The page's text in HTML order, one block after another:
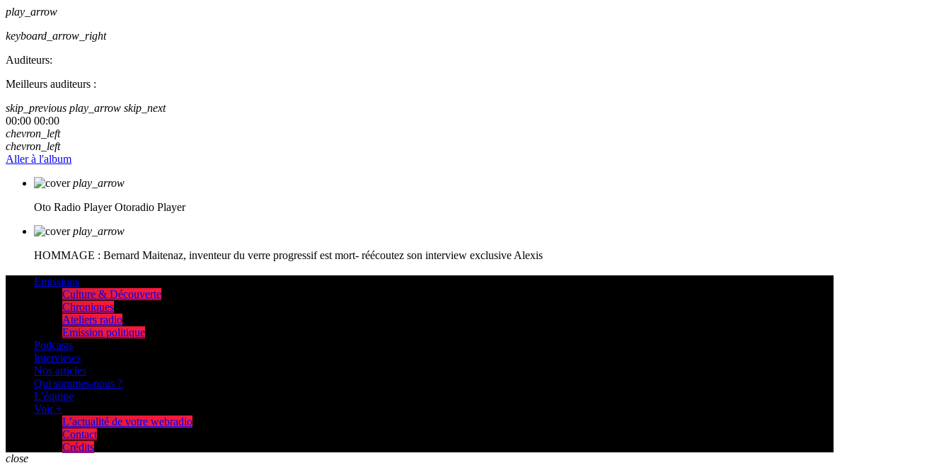
play_arrow
keyboard_arrow_right
Auditeurs:
Meilleurs auditeurs :
skip_previous play_arrow skip_next
00:00 00:00
chevron_left
chevron_left
Aller à l'album
play_arrow
Oto Radio Player Otoradio Player
play_arrow
HOMMAGE : Bernard Maitenaz, inventeur du verre progressif est mort- réécoutez son interview exclusive Alexis
Emissions
Culture & Découverte
Chroniques
Ateliers radio
Emission politique
Podcasts
Interviews
Nos articles
Qui sommes-nous ?
L’équipe
Voir +
L’actualité de votre webradio
Contact
Crédits
close